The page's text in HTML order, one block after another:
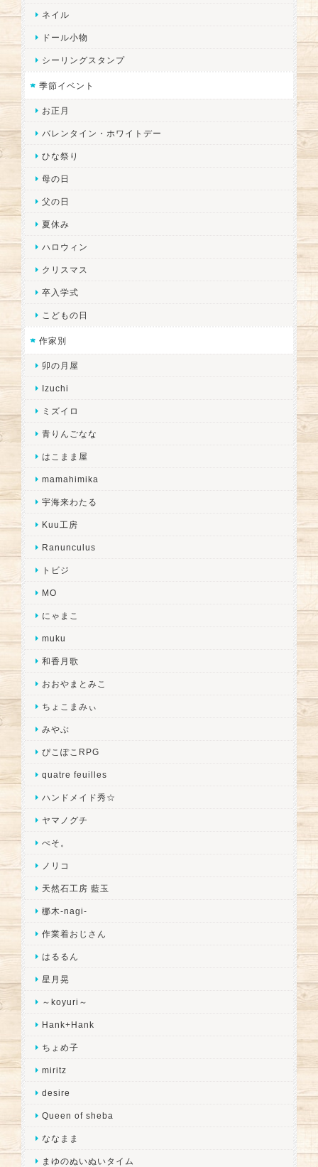
ネイル
ドール小物
シーリングスタンプ
季節イベント
お正月
バレンタイン・ホワイトデー
ひな祭り
母の日
父の日
夏休み
ハロウィン
クリスマス
卒入学式
こどもの日
作家別
卯の月屋
Izuchi
ミズイロ
青りんごなな
はこまま屋
mamahimika
宇海来わたる
Kuu工房
Ranunculus
トビジ
MO
にゃまこ
muku
和香月歌
おおやまとみこ
ちょこまみぃ
みやぶ
ぴこぽこRPG
quatre feuilles
ハンドメイド秀☆
ヤマノグチ
ぺそ。
ノリコ
天然石工房 藍玉
梛木-nagi-
作業着おじさん
はるるん
星月晃
～koyuri～
Hank+Hank
ちょめ子
miritz
desire
Queen of sheba
ななまま
まゆのぬいぬいタイム